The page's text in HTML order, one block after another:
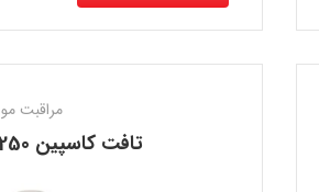
مراقبت مو
تافت كاسپين 250 میلی لیتر